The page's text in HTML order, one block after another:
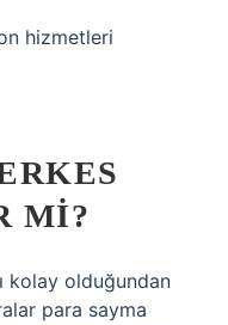
hizmetleri
MI?
kolay olduğundan
para sayma